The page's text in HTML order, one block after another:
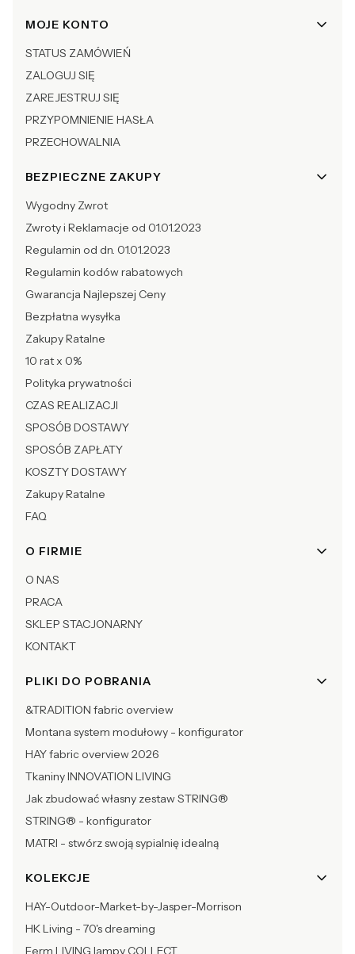
Linki w stopce
MOJE KONTO
STATUS ZAMÓWIEŃ
ZALOGUJ SIĘ
ZAREJESTRUJ SIĘ
PRZYPOMNIENIE HASŁA
PRZECHOWALNIA
BEZPIECZNE ZAKUPY
Wygodny Zwrot
Zwroty i Reklamacje od 01.01.2023
Regulamin od dn. 01.01.2023
Regulamin kodów rabatowych
Gwarancja Najlepszej Ceny
Bezpłatna wysyłka
Zakupy Ratalne
10 rat x 0%
Polityka prywatności
CZAS REALIZACJI
SPOSÓB DOSTAWY
SPOSÓB ZAPŁATY
KOSZTY DOSTAWY
Zakupy Ratalne
FAQ
O FIRMIE
O NAS
PRACA
SKLEP STACJONARNY
KONTAKT
PLIKI DO POBRANIA
&TRADITION fabric overview
Montana system modułowy - konfigurator
HAY fabric overview 2026
Tkaniny INNOVATION LIVING
Jak zbudować własny zestaw STRING®
STRING® - konfigurator
MATRI - stwórz swoją sypialnię idealną
KOLEKCJE
HAY-Outdoor-Market-by-Jasper-Morrison
HK Living - 70's dreaming
Ferm LIVING lampy COLLECT